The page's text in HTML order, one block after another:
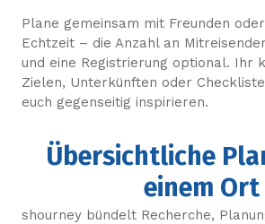
Plane gemeinsam mit Freunden
Echtzeit – die Anzahl an
und eine Registrierung optional. Ihr
Zielen, Unterkünften oder
euch gegenseitig inspirieren.
Übersichtliche
einem Ort
shourney bündelt Recherche,